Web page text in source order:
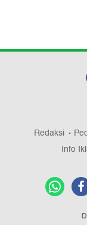
Redaksi
Info